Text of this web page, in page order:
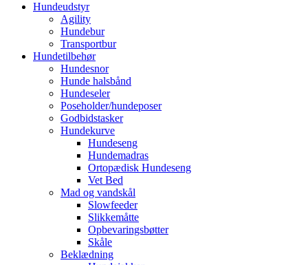
Hundeudstyr
Agility
Hundebur
Transportbur
Hundetilbehør
Hundesnor
Hunde halsbånd
Hundeseler
Poseholder/hundeposer
Godbidstasker
Hundekurve
Hundeseng
Hundemadras
Ortopædisk Hundeseng
Vet Bed
Mad og vandskål
Slowfeeder
Slikkemåtte
Opbevaringsbøtter
Skåle
Beklædning